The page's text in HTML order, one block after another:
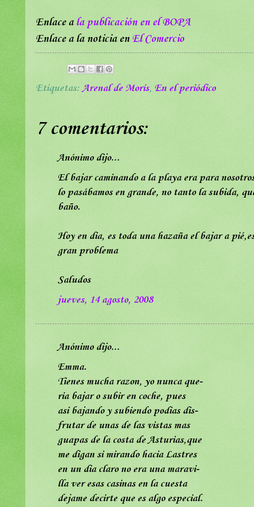
Enlace ala publicación en el BOPA
Enlace a la noticia enEl Comercio
Etiquetas:Arenal de Morís, En el periódico
7 comentarios:
Anónimo dijo...
El bajar caminando a la playa era para
lo pasábamos en grande, no tanto la subida,
baño.
Hoy en dia, es toda una hazaña el bajar a
gran problema
Saludos
jueves, 14 agosto, 2008
Anónimo dijo...
Emma.
Tienes mucha razon, yo nunca que-
ria bajar o subir en coche, pues
asi bajando y subiendo podias dis-
frutar de unas de las vistas mas
guapas de la costa de Asturias,que
me digan si mirando hacia Lastres
en un dia claro no era una maravi-
lla ver esas casinas en la cuesta
dejame decirte que es algo especial.